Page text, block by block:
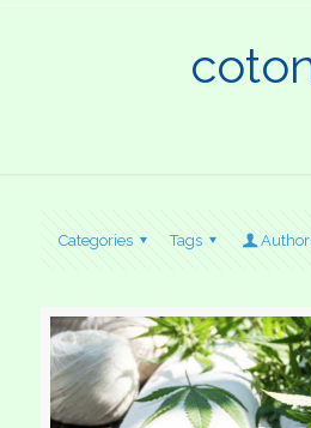
Categories Tags